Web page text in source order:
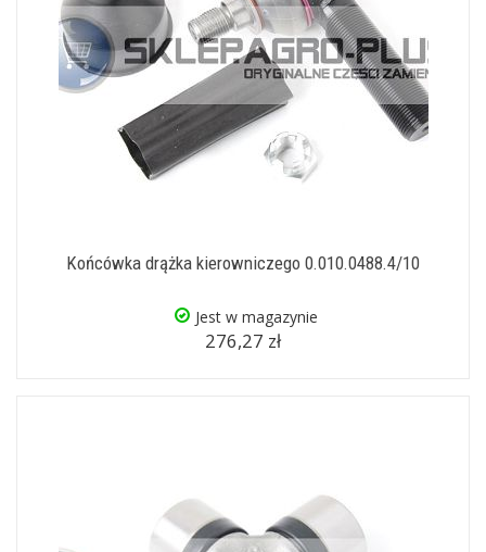
Końcówka drążka kierowniczego 0.010.0488.4/10
Jest w magazynie
276,27 zł